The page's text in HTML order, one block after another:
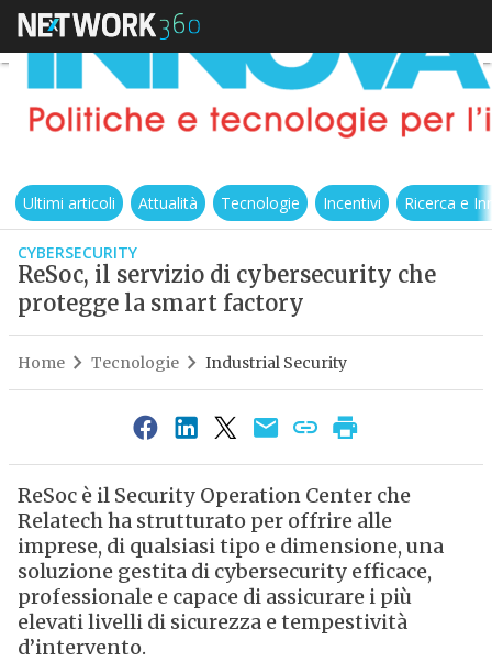
Ultimi articoli Attualità Tecnologie Incentivi Ricerca e
CYBERSECURITY
ReSoc, il servizio di cybersecurity che
protegge la smart factory
Home Tecnologie Industrial Security
ReSoc è il Security Operation Center che
Relatech ha strutturato per offrire alle
imprese, di qualsiasi tipo e dimensione, una
soluzione gestita di cybersecurity efficace,
professionale e capace di assicurare i più
elevati livelli di sicurezza e tempestività
d’intervento.